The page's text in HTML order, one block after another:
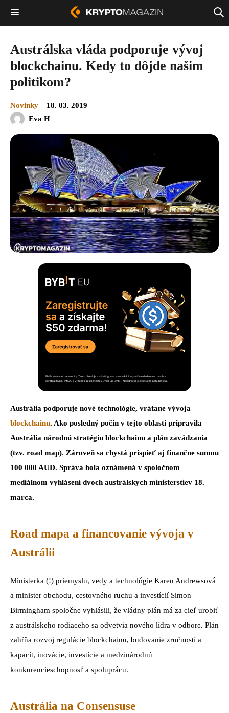
Austrálska vláda podporuje vývoj
blockchainu. Kedy to dôjde našim
politikom?
Novinky
18. 03. 2019
Eva H
Austrália podporuje nové technológie, vrátane vývoja
blockchainu. Ako posledný počin v tejto oblasti pripravila
Austrália národnú stratégiu blockchainu a plán zavádzania
(tzv. road map). Zároveň sa chystá prispieť aj finančne sumou
100 000 AUD. Správa bola oznámená v spoločnom
mediálnom vyhlásení dvoch austrálskych ministerstiev 18.
marca.
Road mapa a financovanie vývoja v
Austrálii
Ministerka (!) priemyslu, vedy a technológie Karen Andrewsová
a minister obchodu, cestovného ruchu a investícií Simon
Birmingham spoločne vyhlásili, že vládny plán má za cieľ urobiť
z austrálskeho rodiaceho sa odvetvia nového lídra v odbore. Plán
zahŕňa rozvoj regulácie blockchainu, budovanie zručností a
kapacít, inovácie, investície a medzinárodnú
konkurencieschopnosť a spoluprácu.
Austrália na Consensuse